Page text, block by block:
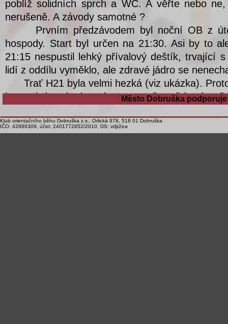
Město Dobruška
Klub orientačního běhu Dobruška z.s., Orlická 978, 518 01 Dobruška
IČO: 42886309, účet: 2401772852/2010, DS: vdjr2ea